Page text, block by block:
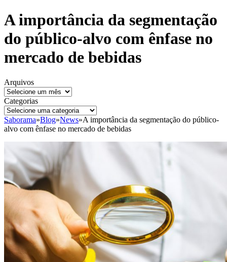
A importância da segmentação
do público-alvo com ênfase no
mercado de bebidas
Arquivos
Categorias
Saborama»Blog»News»A importância da segmentação do público-
alvo com ênfase no mercado de bebidas